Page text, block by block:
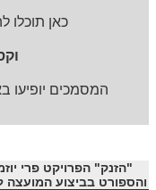
כאן תוכלו
המסמכים
"הזנק" הפרויקט פרי
והספורט בביצוע המועצה